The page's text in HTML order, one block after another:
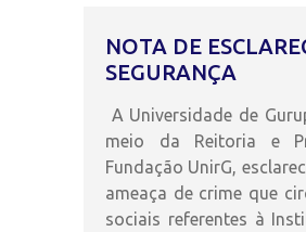
NOTA DE
SEGURANÇA
A Universidade de
meio da Reitoria e
Fundação UnirG,
ameaça de crime que
sociais referentes à